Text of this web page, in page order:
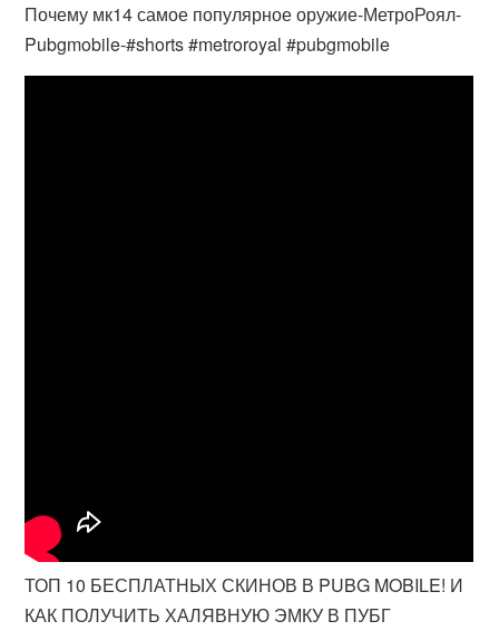
Почему мк14 самое популярное оружие-МетроРоял-
Pubgmobile-#shorts #metroroyal #pubgmobile
ТОП 10 БЕСПЛАТНЫХ СКИНОВ В PUBG MOBILE! И
КАК ПОЛУЧИТЬ ХАЛЯВНУЮ ЭМКУ В ПУБГ